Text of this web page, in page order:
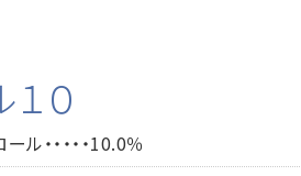
０
ル・・・・・10.0％